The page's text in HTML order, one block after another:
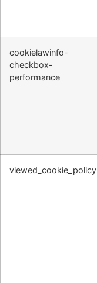
cookielawinfo-
checkbox-
performance
viewed_cookie_policy